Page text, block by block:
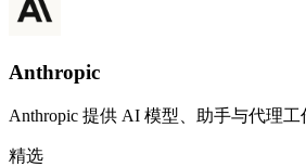
Anthropic
Anthropic 提供 AI 模型、助手与代理工
精选